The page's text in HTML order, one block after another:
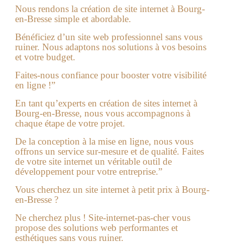
Nous rendons la création de site internet à Bourg-
en-Bresse simple et abordable.
Bénéficiez d’un site web professionnel sans vous
ruiner. Nous adaptons nos solutions à vos besoins
et votre budget.
Faites-nous confiance pour booster votre visibilité
en ligne !”
En tant qu’experts en création de sites internet à
Bourg-en-Bresse, nous vous accompagnons à
chaque étape de votre projet.
De la conception à la mise en ligne, nous vous
offrons un service sur-mesure et de qualité. Faites
de votre site internet un véritable outil de
développement pour votre entreprise.”
Vous cherchez un site internet à petit prix à Bourg-
en-Bresse ?
Ne cherchez plus ! Site-internet-pas-cher vous
propose des solutions web performantes et
esthétiques sans vous ruiner.